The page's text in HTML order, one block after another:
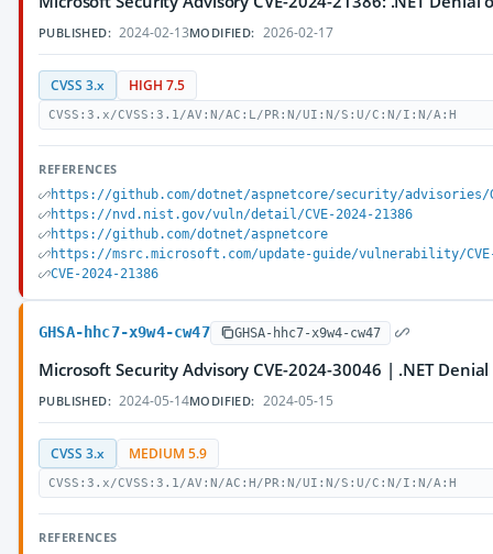
PUBLISHED: 2024-02-13MODIFIED: 2026-02-17
CVSS 3.x HIGH 7.5
CVSS:3.x/CVSS:3.1/AV:N/AC:L/PR:N/UI:N/S:U/C:N/I:N/A:H
REFERENCES
https://github.com/dotnet/aspnetcore/security/advisories/
https://nvd.nist.gov/vuln/detail/CVE-2024-21386
https://github.com/dotnet/aspnetcore
https://msrc.microsoft.com/update-guide/vulnerability/CVE-
CVE-2024-21386
GHSA-hhc7-x9w4-cw47 GHSA-hhc7-x9w4-cw47
Microsoft Security Advisory CVE-2024-30046 | .NET
PUBLISHED: 2024-05-14MODIFIED: 2024-05-15
CVSS 3.x MEDIUM 5.9
CVSS:3.x/CVSS:3.1/AV:N/AC:H/PR:N/UI:N/S:U/C:N/I:N/A:H
REFERENCES